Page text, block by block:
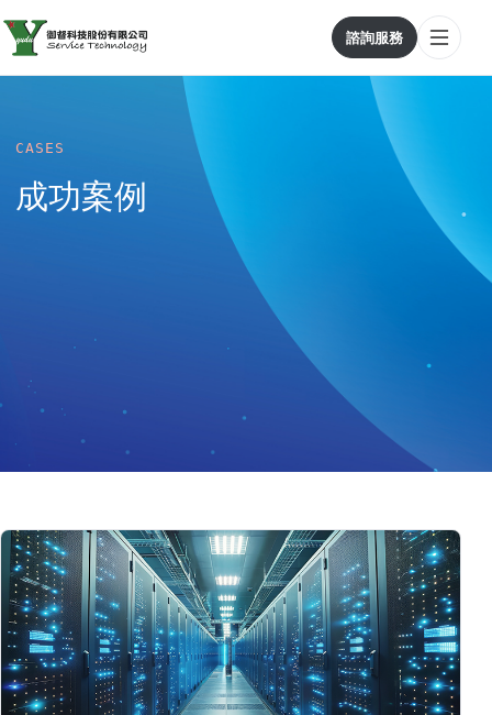
諮詢服務
CASES
成功案例